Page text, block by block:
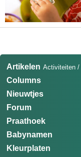
Artikelen Activiteiten /
Columns
Nieuwtjes
Forum
Praathoek
Babynamen
Kleurplaten